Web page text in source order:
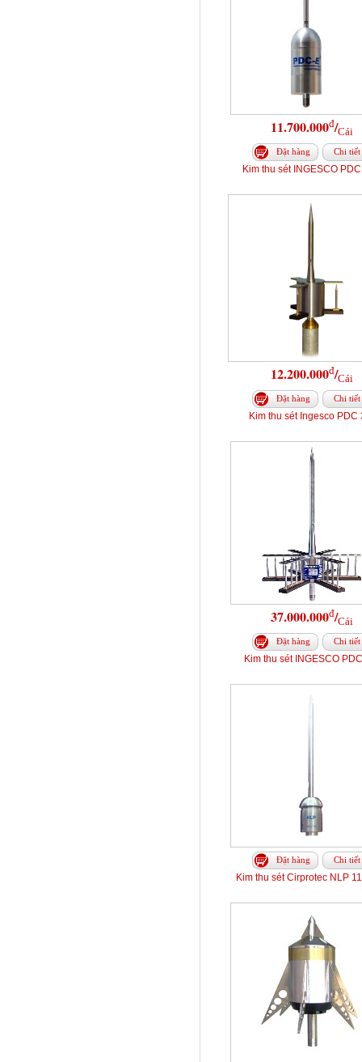
11.700.000đ/Cái
Đặt hàng Chi tiết
Kim thu sét INGESCO
12.200.000đ/Cái
Đặt hàng Chi tiết
Kim thu sét Ingesco PDC
37.000.000đ/Cái
Đặt hàng Chi tiết
Kim thu sét INGESCO
Đặt hàng Chi tiết
Kim thu sét Cirprotec NLP